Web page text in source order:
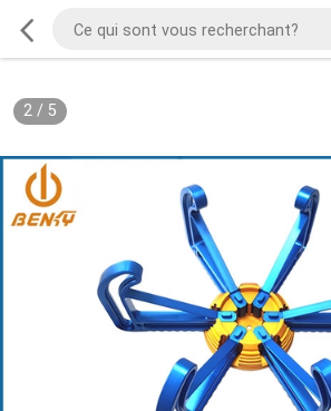
2/ 5